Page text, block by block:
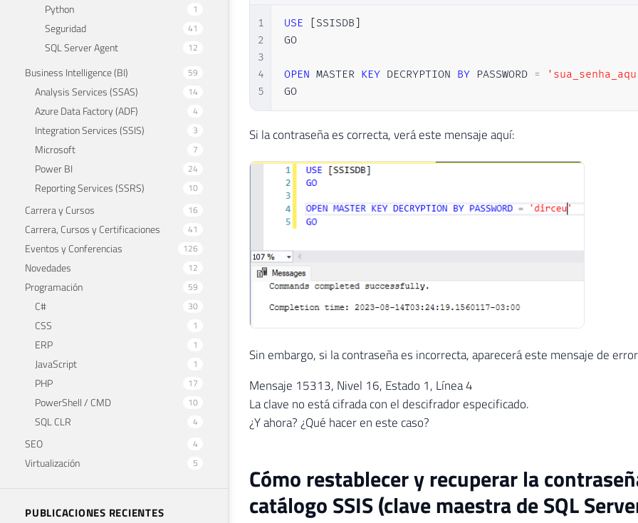
Python 1
Seguridad 41
SQL Server Agent 12
Business Intelligence (BI) 59
Analysis Services (SSAS) 14
Azure Data Factory (ADF) 4
Integration Services (SSIS) 3
Microsoft 7
Power BI 24
Reporting Services (SSRS) 10
Carrera y Cursos 16
Carrera, Cursos y Certificaciones 41
Eventos y Conferencias 126
Novedades 12
Programación 59
C# 30
CSS 1
ERP 1
JavaScript 1
PHP 17
PowerShell / CMD 10
SQL CLR 4
SEO 4
Virtualización 5
PUBLICACIONES RECIENTES
1
2
3
4
5
USE [SSISDB]
GO
OPEN MASTER KEY DECRYPTION BY PASSWORD =
GO
Si la contraseña es correcta, verá este mensaje aquí:
Sin embargo, si la contraseña es incorrecta, aparecerá este mensaje de
Mensaje 15313, Nivel 16, Estado 1, Línea 4
La clave no está cifrada con el descifrador especificado.
¿Y ahora? ¿Qué hacer en este caso?
Cómo restablecer y recuperar la
catálogo SSIS (clave maestra de SQL